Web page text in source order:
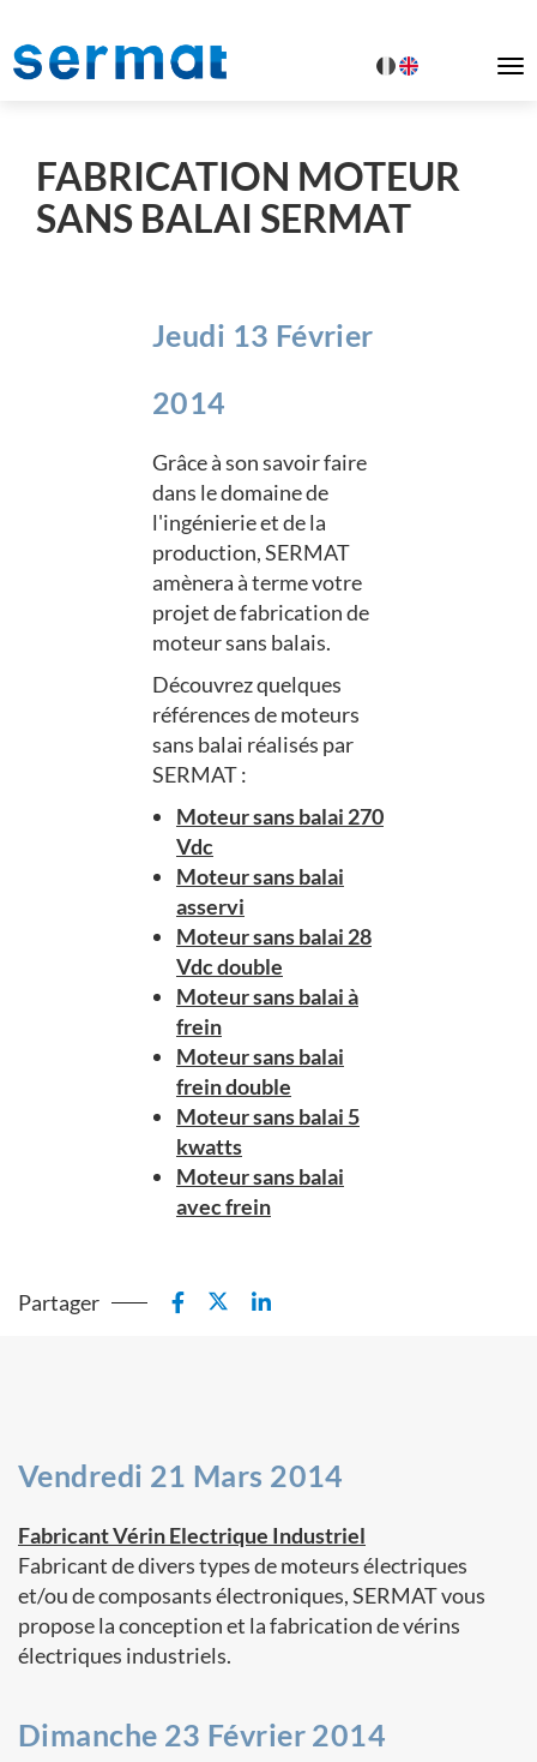
FABRICATION MOTEUR
SANS BALAI SERMAT
Jeudi 13 Février
2014
Grâce à son savoir faire
dans le domaine de
l'ingénierie et de la
production, SERMAT
amènera à terme votre
projet de fabrication de
moteur sans balais.
Découvrez quelques
références de moteurs
sans balai réalisés par
SERMAT :
Moteur sans balai 270
Vdc
Moteur sans balai
asservi
Moteur sans balai 28
Vdc double
Moteur sans balai à
frein
Moteur sans balai
frein double
Moteur sans balai 5
kwatts
Moteur sans balai
avec frein
Partager
Vendredi 21 Mars 2014
Fabricant Vérin Electrique Industriel
Fabricant de divers types de moteurs électriques
et/ou de composants électroniques, SERMAT vous
propose la conception et la fabrication de vérins
électriques industriels.
Dimanche 23 Février 2014